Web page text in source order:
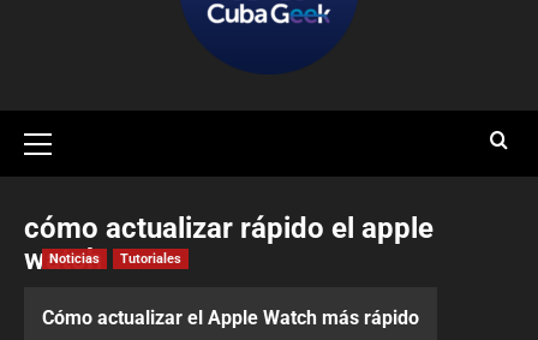
cómo actualizar rápido el apple
watch
Noticias Tutoriales
Cómo actualizar el Apple Watch más rápido